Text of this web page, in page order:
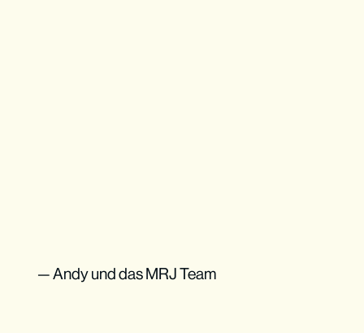
— Andy und das MRJ Team